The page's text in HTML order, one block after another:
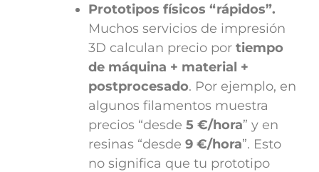
Prototipos físicos “rápidos”.
Muchos servicios de impresión
3D calculan precio por tiempo
de máquina + material +
postprocesado. Por ejemplo, en
algunos filamentos muestra
precios “desde 5 €/hora” y en
resinas “desde 9 €/hora”. Esto
no significa que tu prototipo